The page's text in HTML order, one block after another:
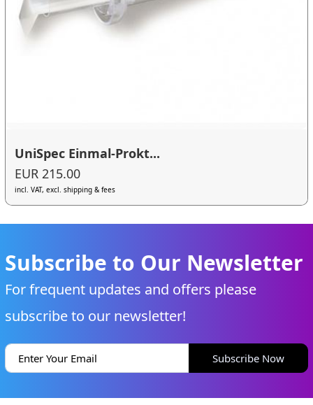
UniSpec Einmal-Prokt...
EUR 215.00
incl. VAT, excl. shipping & fees
Subscribe to Our Newsletter
For frequent updates and offers please
subscribe to our newsletter!
Subscribe Now